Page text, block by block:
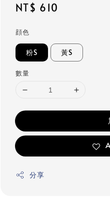
Regular
NT$ 610
顔色
粉S 黃S
數量
分享